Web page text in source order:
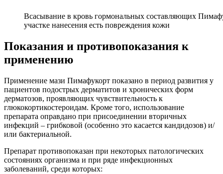
Всасывание в кровь гормональных составляющих
участке нанесения есть повреждения кожи
Показания и противопоказания к
применению
Применение мази Пимафукорт показано в период развития у
пациентов подострых дерматитов и хронических форм
дерматозов, проявляющих чувствительность к
глюкокортикостероидам. Кроме того, использование
препарата оправдано при присоединении вторичных
инфекций – грибковой (особенно это касается кандидозов) и/
или бактериальной.
Препарат противопоказан при некоторых патологических
состояниях организма и при ряде инфекционных
заболеваний, среди которых: